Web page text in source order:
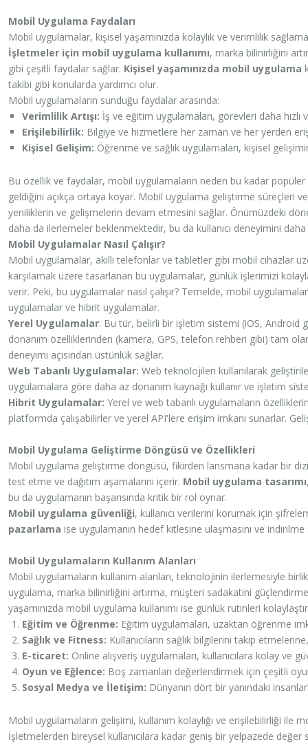
Mobil Uygulama Faydaları
Mobil uygulamalar, kişisel yaşamınızda kolaylık ve verimlilik
İşletmeler için mobil uygulama kullanımı, marka bilinirliğini
gibi çeşitli faydalar sağlar. Kişisel yaşamınızda mobil uygulama
takibi gibi konularda yardımcı olur.
Mobil uygulamaların sunduğu faydalar arasında:
Verimlilik Artışı: İş ve eğitim uygulamaları, görevleri daha
Erişilebilirlik: Bilgiye ve hizmetlere her zaman ve her yerden
Kişisel Gelişim: Öğrenme ve sağlık uygulamaları, kişisel
Bu özellik ve faydalar, mobil uygulamaların neden bu kadar popüler
geldiğini açıkça ortaya koyar. Mobil uygulama geliştirme süreçleri
yeniliklerin ve gelişmelerin devam etmesini sağlar. Önümüzdeki
daha da ilerlemeler beklenmektedir, bu da kullanıcı deneyimini
Mobil Uygulamalar Nasıl Çalışır?
Mobil uygulamalar, akıllı telefonlar ve tabletler gibi mobil cihazlar
karşılamak üzere tasarlanan bu uygulamalar, günlük işlerimizi
verir. Peki, bu uygulamalar nasıl çalışır? Temelde, mobil
uygulamalar ve hibrit uygulamalar.
Yerel Uygulamalar: Bu tür, belirli bir işletim sistemi (iOS, Android
donanım özelliklerinden (kamera, GPS, telefon rehberi gibi) tam
deneyimi açısından üstünlük sağlar.
Web Tabanlı Uygulamalar: Web teknolojileri kullanılarak
uygulamalara göre daha az donanım kaynağı kullanır ve işletim
Hibrit Uygulamalar: Yerel ve web tabanlı uygulamaların
platformda çalışabilirler ve yerel API'lere erişim imkanı sunarlar.
Mobil Uygulama Geliştirme Döngüsü ve Özellikleri
Mobil uygulama geliştirme döngüsü, fikirden lansmana kadar bir
test etme ve dağıtım aşamalarını içerir. Mobil uygulama tasarımı
bu da uygulamanın başarısında kritik bir rol oynar.
Mobil uygulama güvenliği, kullanıcı verilerini korumak için
pazarlama ise uygulamanın hedef kitlesine ulaşmasını ve indirilme
Mobil Uygulamaların Kullanım Alanları
Mobil uygulamaların kullanım alanları, teknolojinin ilerlemesiyle
uygulama, marka bilinirliğini artırma, müşteri sadakatini
yaşamınızda mobil uygulama kullanımı ise günlük rutinleri
Eğitim ve Öğrenme: Eğitim uygulamaları, uzaktan öğrenme
Sağlık ve Fitness: Kullanıcıların sağlık bilgilerini takip
E-ticaret: Online alışveriş uygulamaları, kullanıcılara kolay ve
Oyun ve Eğlence: Boş zamanları değerlendirmek için çeşitli
Sosyal Medya ve İletişim: Dünyanın dört bir yanındaki
Mobil uygulamaların gelişimi, kullanım kolaylığı ve erişilebilirliği ile
İşletmelerden bireysel kullanıcılara kadar geniş bir yelpazede